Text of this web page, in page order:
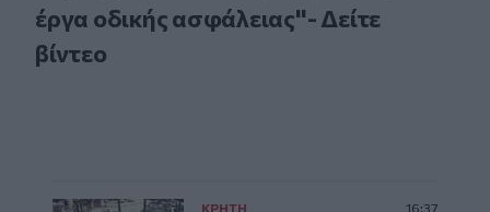
έργα οδικής ασφάλειας"- Δείτε
βίντεο
ΚΡΗΤΗ 16:37